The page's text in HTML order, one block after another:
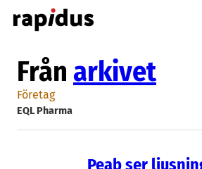
Hoppa
till
Från arkivet
Företag
EQL Pharma
Peab ser